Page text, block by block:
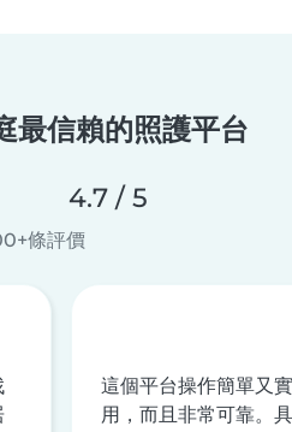
信賴的照護平台
4.7 / 5
條評價
這個平台操作簡單又實
用，而且非常可靠。具